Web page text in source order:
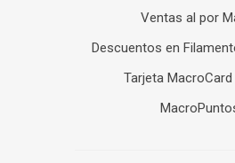
Ventas al por
Descuentos en
Tarjeta